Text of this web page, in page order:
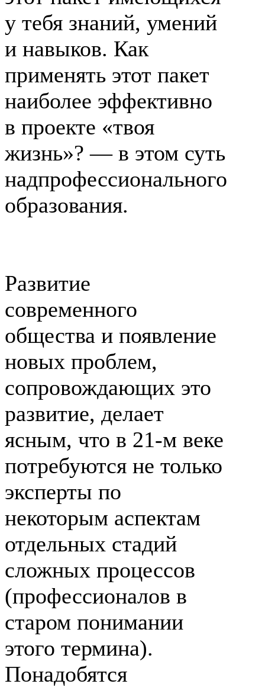
у тебя знаний, умений
и навыков. Как
применять этот пакет
наиболее эффективно
в проекте «твоя
жизнь»? — в этом суть
надпрофессионального
образования.
Развитие
современного
общества и появление
новых проблем,
сопровождающих это
развитие, делает
ясным, что в 21-м веке
потребуются не только
эксперты по
некоторым аспектам
отдельных стадий
сложных процессов
(профессионалов в
старом понимании
этого термина).
Понадобятся